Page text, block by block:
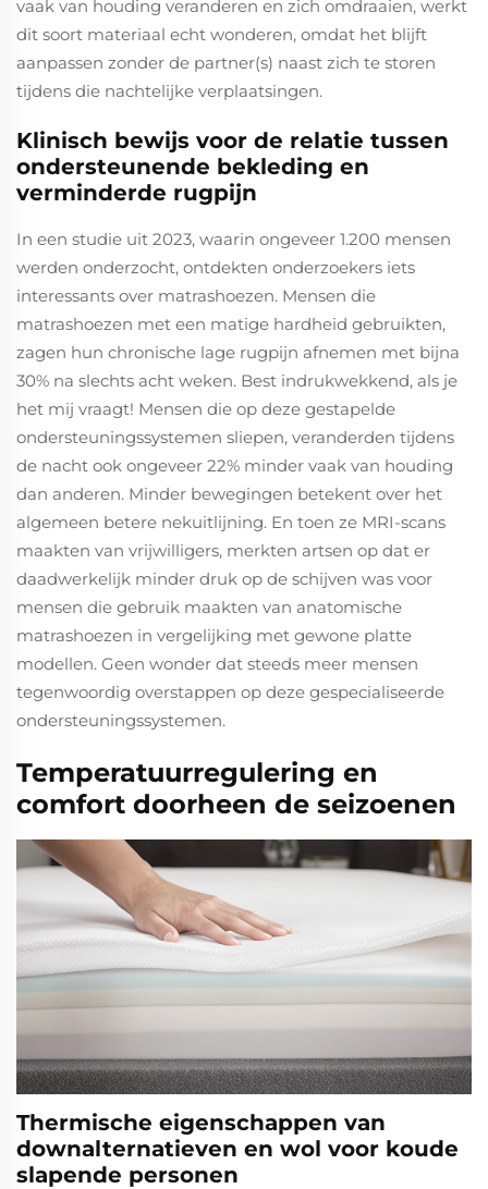
vaak van houding veranderen en zich omdraaien, werkt
dit soort materiaal echt wonderen, omdat het blijft
aanpassen zonder de partner(s) naast zich te storen
tijdens die nachtelijke verplaatsingen.
Klinisch bewijs voor de relatie tussen
ondersteunende bekleding en
verminderde rugpijn
In een studie uit 2023, waarin ongeveer 1.200 mensen
werden onderzocht, ontdekten onderzoekers iets
interessants over matrashoezen. Mensen die
matrashoezen met een matige hardheid gebruikten,
zagen hun chronische lage rugpijn afnemen met bijna
30% na slechts acht weken. Best indrukwekkend, als je
het mij vraagt! Mensen die op deze gestapelde
ondersteuningssystemen sliepen, veranderden tijdens
de nacht ook ongeveer 22% minder vaak van houding
dan anderen. Minder bewegingen betekent over het
algemeen betere nekuitlijning. En toen ze MRI-scans
maakten van vrijwilligers, merkten artsen op dat er
daadwerkelijk minder druk op de schijven was voor
mensen die gebruik maakten van anatomische
matrashoezen in vergelijking met gewone platte
modellen. Geen wonder dat steeds meer mensen
tegenwoordig overstappen op deze gespecialiseerde
ondersteuningssystemen.
Temperatuurregulering en
comfort doorheen de seizoenen
Thermische eigenschappen van
downalternatieven en wol voor koude
slapende personen